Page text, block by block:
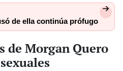
de ella continúa prófugo
de Morgan Quero